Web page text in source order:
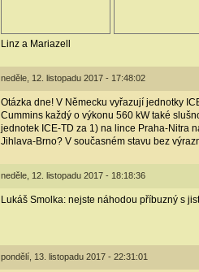
Linz a Mariazell
neděle, 12. listopadu 2017 - 17:48:02
Otázka dne! V Německu vyřazují jednotky
Cummins každý o výkonu 560 kW také
jednotek ICE-TD za 1) na lince Praha-Nitra
Jihlava-Brno? V současném stavu bez
neděle, 12. listopadu 2017 - 18:18:36
Lukáš Smolka: nejste náhodou příbuzný s
pondělí, 13. listopadu 2017 - 22:31:01